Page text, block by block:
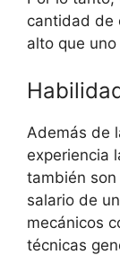
cantidad de
alto que
Además de
experiencia
también
salario de
mecánicos
técnicas